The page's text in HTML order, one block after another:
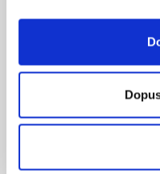
VEZANI SADRŽAJ
Liječenje klamidije i
22.11.2023.
Europski tjedan